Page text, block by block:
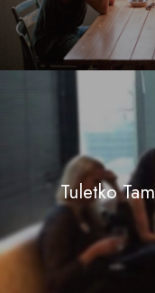
Tuletko